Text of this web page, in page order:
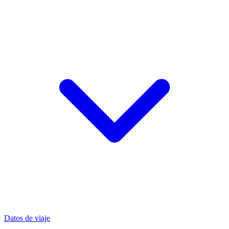
Datos de viaje